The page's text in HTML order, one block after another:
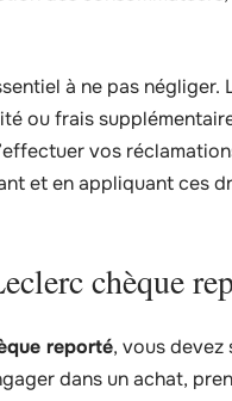
à ne pas négliger.
ou frais
vos
et en appliquant ces
chèque
reporté, vous devez
dans un achat,